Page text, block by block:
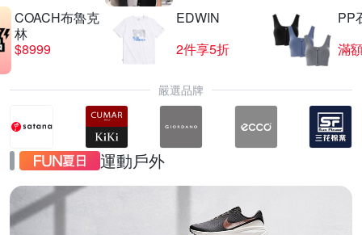
COACH布魯克
林
$8999
EDWIN
2件享5折
PP
滿
嚴選品牌
運動戶外